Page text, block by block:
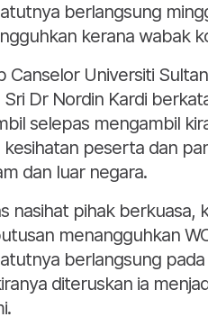
berlangsung
kerana wabak
Canselor Universiti
Sri Dr Nordin Kardi
selepas mengambil
kesihatan peserta dan
dan luar negara.
nasihat pihak berkuasa,
menangguhkan
berlangsung pada
diteruskan ia